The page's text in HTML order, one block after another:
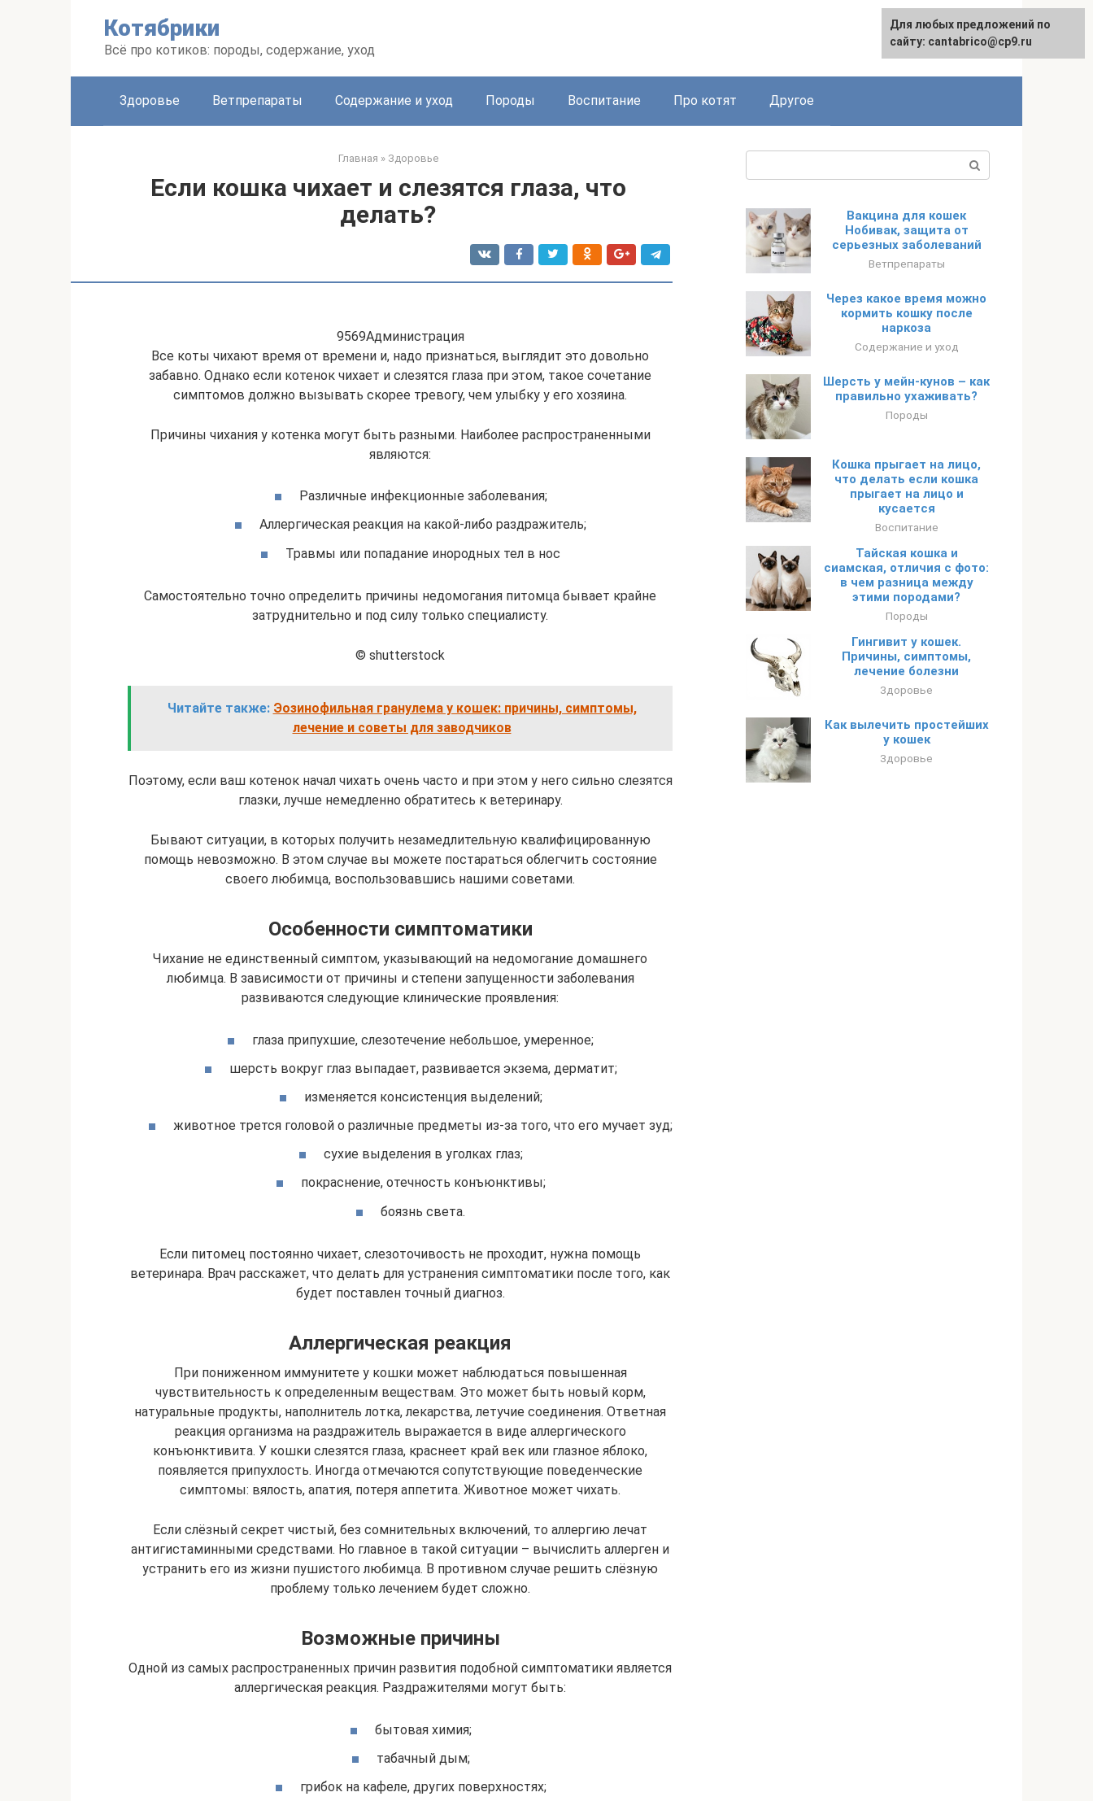
Котябрики
Всё про котиков: породы, содержание, уход
English
Здоровье Ветпрепараты Содержание и уход Породы Воспитание Про котят Другое
Главная » Здоровье
Если кошка чихает и слезятся глаза, что
делать?
9569Администрация
Все коты чихают время от времени и, надо признаться, выглядит это довольно
забавно. Однако если котенок чихает и слезятся глаза при этом, такое сочетание
симптомов должно вызывать скорее тревогу, чем улыбку у его хозяина.
Причины чихания у котенка могут быть разными. Наиболее распространенными
являются:
Различные инфекционные заболевания;
Аллергическая реакция на какой-либо раздражитель;
Травмы или попадание инородных тел в нос
Самостоятельно точно определить причины недомогания питомца бывает крайне
затруднительно и под силу только специалисту.
© shutterstock
Читайте также: Эозинофильная гранулема у кошек: причины, симптомы,
лечение и советы для заводчиков
Поэтому, если ваш котенок начал чихать очень часто и при этом у него сильно слезятся
глазки, лучше немедленно обратитесь к ветеринару.
Бывают ситуации, в которых получить незамедлительную квалифицированную
помощь невозможно. В этом случае вы можете постараться облегчить состояние
своего любимца, воспользовавшись нашими советами.
Особенности симптоматики
Чихание не единственный симптом, указывающий на недомогание домашнего
любимца. В зависимости от причины и степени запущенности заболевания
развиваются следующие клинические проявления:
глаза припухшие, слезотечение небольшое, умеренное;
шерсть вокруг глаз выпадает, развивается экзема, дерматит;
изменяется консистенция выделений;
животное трется головой о различные предметы из-за того, что его мучает зуд;
сухие выделения в уголках глаз;
покраснение, отечность конъюнктивы;
боязнь света.
Если питомец постоянно чихает, слезоточивость не проходит, нужна помощь
ветеринара. Врач расскажет, что делать для устранения симптоматики после того, как
будет поставлен точный диагноз.
Аллергическая реакция
При пониженном иммунитете у кошки может наблюдаться повышенная
чувствительность к определенным веществам. Это может быть новый корм,
натуральные продукты, наполнитель лотка, лекарства, летучие соединения. Ответная
реакция организма на раздражитель выражается в виде аллергического
конъюнктивита. У кошки слезятся глаза, краснеет край век или глазное яблоко,
появляется припухлость. Иногда отмечаются сопутствующие поведенческие
симптомы: вялость, апатия, потеря аппетита. Животное может чихать.
Если слёзный секрет чистый, без сомнительных включений, то аллергию лечат
антигистаминными средствами. Но главное в такой ситуации – вычислить аллерген и
устранить его из жизни пушистого любимца. В противном случае решить слёзную
проблему только лечением будет сложно.
Возможные причины
Одной из самых распространенных причин развития подобной симптоматики является
аллергическая реакция. Раздражителями могут быть:
бытовая химия;
табачный дым;
грибок на кафеле, других поверхностях;
Вакцина для кошек
Нобивак, защита от
серьезных заболеваний
Ветпрепараты
Через какое время можно
кормить кошку после
наркоза
Содержание и уход
Шерсть у мейн-кунов – как
правильно ухаживать?
Породы
Кошка прыгает на лицо,
что делать если кошка
прыгает на лицо и
кусается
Воспитание
Тайская кошка и
сиамская, отличия с фото:
в чем разница между
этими породами?
Породы
Гингивит у кошек.
Причины, симптомы,
лечение болезни
Здоровье
Как вылечить простейших
у кошек
Здоровье
Для любых предложений по
сайту: cantabrico@cp9.ru